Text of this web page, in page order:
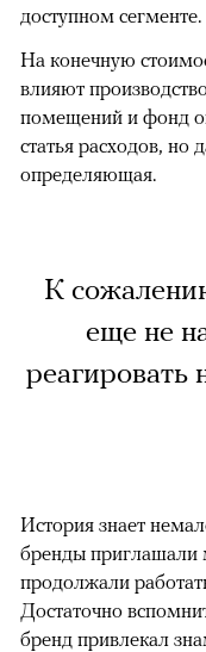
доступном сегменте.
На конечную
влияют
помещений и фонд
статья расходов, но
определяющая.
К
еще не
реагировать
История знает
бренды приглашали
продолжали
Достаточно
бренд привлекал